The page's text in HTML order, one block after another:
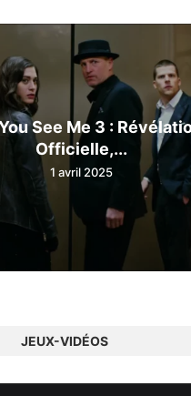
See Me 3 :
Officielle,...
1 avril 2025
JEUX-VIDÉOS